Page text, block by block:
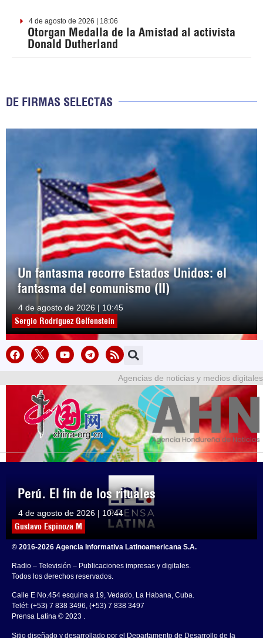
4 de agosto de 2026 | 18:06
Otorgan Medalla de la Amistad al activista
Donald Dutherland
DE FIRMAS SELECTAS
Un fantasma recorre Estados Unidos: el
fantasma del comunismo (II)
4 de agosto de 2026 | 10:45
Sergio Rodríguez Gelfenstein
Perú. El fin de los rituales
4 de agosto de 2026 | 10:44
Gustavo Espinoza M
Agencias de noticias y medios digitales
© 2016-2026 Agencia Informativa Latinoamericana S.A.
Radio – Televisión – Publicaciones impresas y digitales.
Todos los derechos reservados.
Calle E No.454 esquina a 19, Vedado, La Habana, Cuba.
Teléf: (+53) 7 838 3496, (+53) 7 838 3497
Prensa Latina © 2023 .
Sitio diseñado y desarrollado por el Departamento de Desarrollo de la